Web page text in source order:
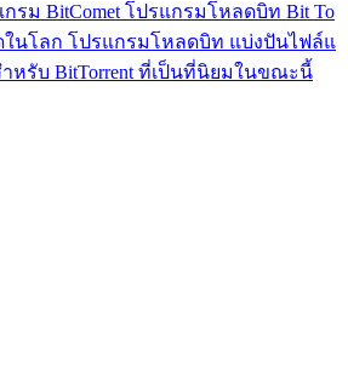
รม BitComet โปรแกรมโหลดบิท Bit To
ในโลก โปรแกรมโหลดบิท แบ่งปันไฟล์แ
ำหรับ BitTorrent ที่เป็นที่นิยมในขณะนี้